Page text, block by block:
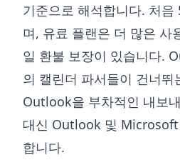
기준으로 해석합니다. 처음
며, 유료 플랜은 더 많은 사
일 환불 보장이 있습니다.
의 캘린더 파서들이 건너
Outlook을 부차적인 내보
대신 Outlook 및 Microsoft
합니다.